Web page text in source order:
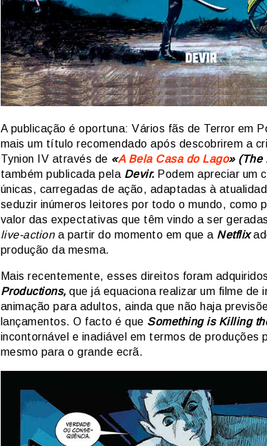
A publicação é oportuna: Vários fãs de Terror em
mais um título recomendado após descobrirem a
Tynion IV através de «A Bela Casa do Lago» (The
também publicada pela Devir. Podem apreciar um
únicas, carregadas de ação, adaptadas à
seduzir inúmeros leitores por todo o mundo, como
valor das expectativas que têm vindo a ser
live-actiona partir do momento em que a Netflix
produção da mesma.
Mais recentemente, esses direitos foram
Productions, que já equaciona realizar um filme de
animação para adultos, ainda que não haja
lançamentos. O facto é que Something is Killing
incontornável e inadiável em termos de produções
mesmo para o grande ecrã.